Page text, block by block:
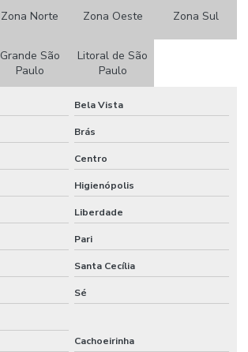
Zona Norte Zona Oeste Zona Sul
Grande São
Paulo
Litoral de São
Paulo
Bela Vista
Brás
Centro
Higienópolis
Liberdade
Pari
Santa Cecília
Sé
Cachoeirinha